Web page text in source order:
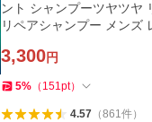
ント シャンプーツヤツヤ リニューアル ナイト
リペアシャンプー メンズ
3,300円
5% （ 151pt）
4.57（861件）